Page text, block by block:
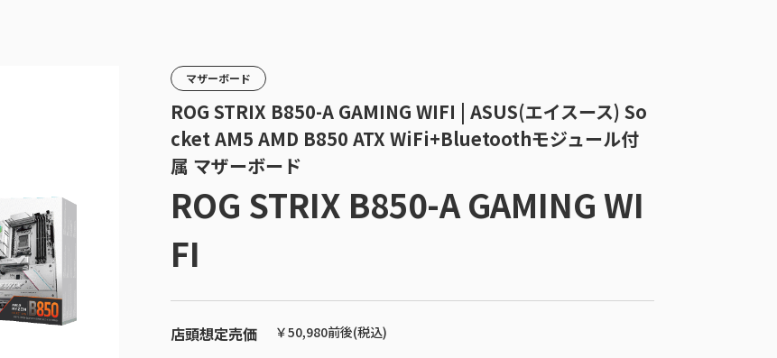
マザーボード
ROG STRIX B850-A GAMING WIFI | ASUS(エイスース) So
cket AM5 AMD B850 ATX WiFi+Bluetoothモジュール付
属 マザーボード
ROG STRIX B850-A GAMING WI
FI
店頭想定売価 ￥50,980前後(税込)